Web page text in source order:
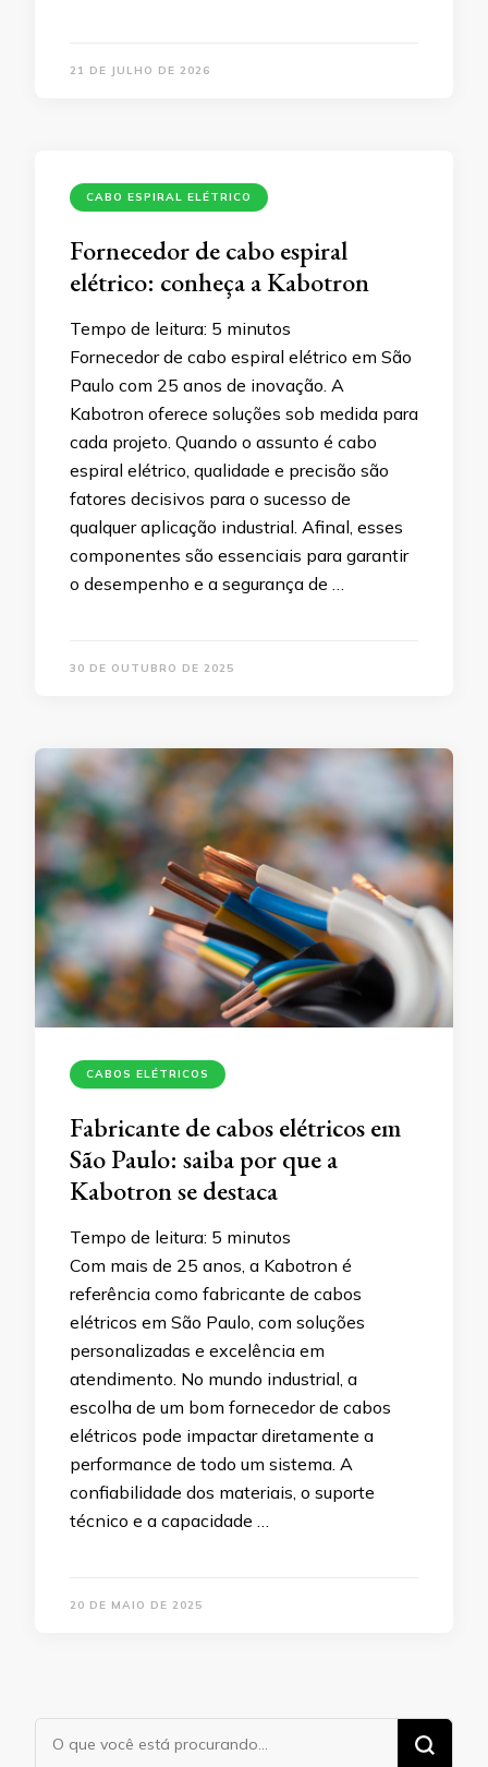
21 DE JULHO DE 2026
CABO ESPIRAL ELÉTRICO
Fornecedor de cabo espiral
elétrico: conheça a Kabotron
Tempo de leitura: 5 minutos
Fornecedor de cabo espiral elétrico em São
Paulo com 25 anos de inovação. A
Kabotron oferece soluções sob medida para
cada projeto. Quando o assunto é cabo
espiral elétrico, qualidade e precisão são
fatores decisivos para o sucesso de
qualquer aplicação industrial. Afinal, esses
componentes são essenciais para garantir
o desempenho e a segurança de …
30 DE OUTUBRO DE 2025
CABOS ELÉTRICOS
Fabricante de cabos elétricos em
São Paulo: saiba por que a
Kabotron se destaca
Tempo de leitura: 5 minutos
Com mais de 25 anos, a Kabotron é
referência como fabricante de cabos
elétricos em São Paulo, com soluções
personalizadas e excelência em
atendimento. No mundo industrial, a
escolha de um bom fornecedor de cabos
elétricos pode impactar diretamente a
performance de todo um sistema. A
confiabilidade dos materiais, o suporte
técnico e a capacidade …
20 DE MAIO DE 2025
Procurando